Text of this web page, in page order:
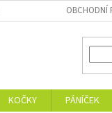
OBCHODNÍ
KOČKY PÁNÍČEK